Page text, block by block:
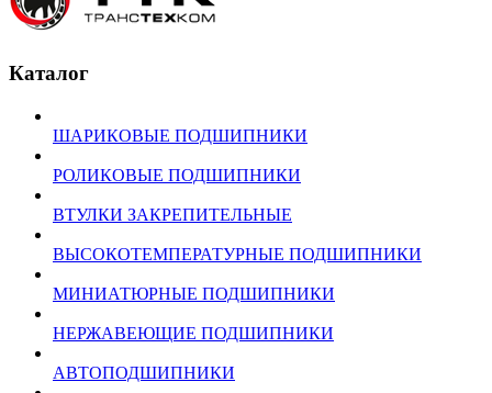
Каталог
ШАРИКОВЫЕ ПОДШИПНИКИ
РОЛИКОВЫЕ ПОДШИПНИКИ
ВТУЛКИ ЗАКРЕПИТЕЛЬНЫЕ
ВЫСОКОТЕМПЕРАТУРНЫЕ ПОДШИПНИКИ
МИНИАТЮРНЫЕ ПОДШИПНИКИ
НЕРЖАВЕЮЩИЕ ПОДШИПНИКИ
АВТОПОДШИПНИКИ